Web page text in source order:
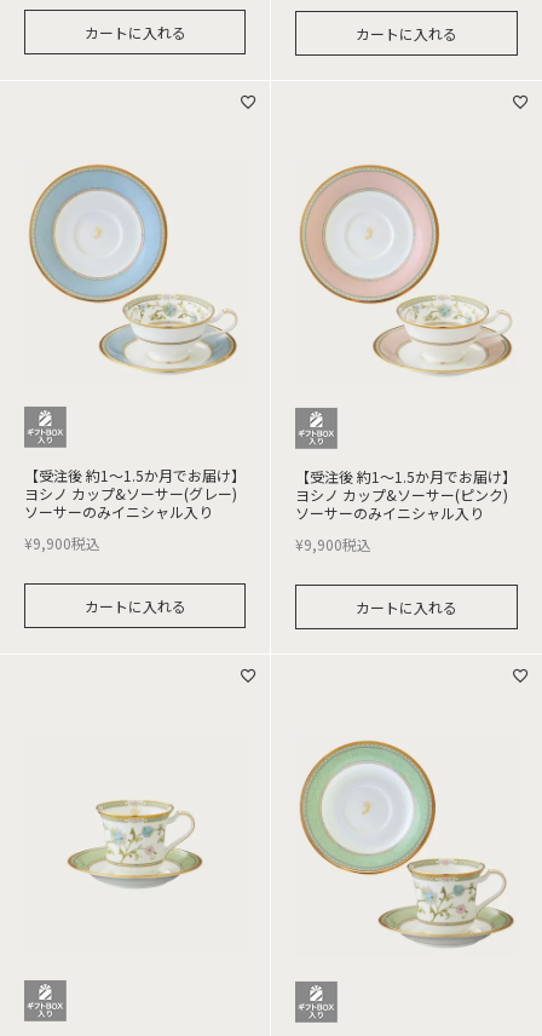
カートに入れる カートに入れる
【受注後 約1～1.5か月でお届け】
ヨシノ カップ&ソーサー(グレー)
ソーサーのみイニシャル入り
¥9,900税込
カートに入れる
【受注後 約1～1.5か月でお届け】
ヨシノ カップ&ソーサー(ピンク)
ソーサーのみイニシャル入り
¥9,900税込
カートに入れる